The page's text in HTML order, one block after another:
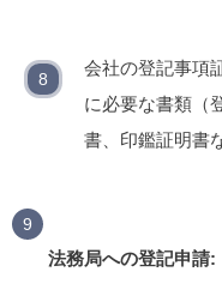
会社の登記事項
に必要な書類（
書、印鑑証明書
法務局への登記申請: